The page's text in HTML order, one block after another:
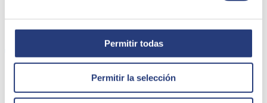
Permitir todas
Permitir la selección
QUI NOUS SOMMES
Actualités